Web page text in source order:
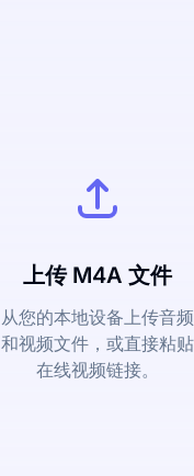
上传 M4A 文件
从您的本地设备上传音频
和视频文件，或直接粘贴
在线视频链接。